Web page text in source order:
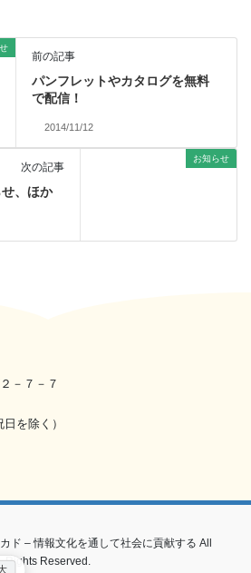
前の記事
パンフレットやカタログを無料
で配信！
2014/11/12
お知らせ
次の記事
、ほか
－７－７
を除く）
ド – 情報文化を通して社会に貢献する All
Rights Reserved.